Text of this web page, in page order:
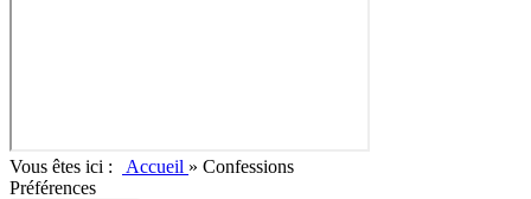
Vous êtes ici : Accueil » Confessions
Préférences